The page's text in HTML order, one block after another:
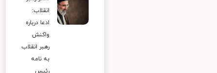
انقلاب:
ادعا درباره
واکنش
رهبر انقلاب
به نامه
رئیس